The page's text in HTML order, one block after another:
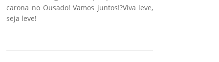
carona no Ousado! Vamos juntos!?Viva leve,
seja leve!